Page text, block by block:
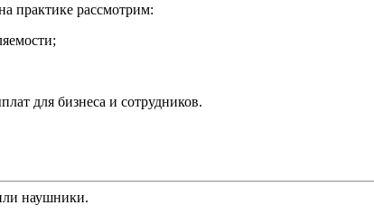
практике рассмотрим:
для бизнеса и сотрудников.
наушники.